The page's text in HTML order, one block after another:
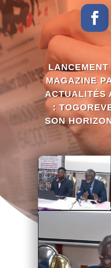
MAGAZINE
ACTUALITÉS
:
SON